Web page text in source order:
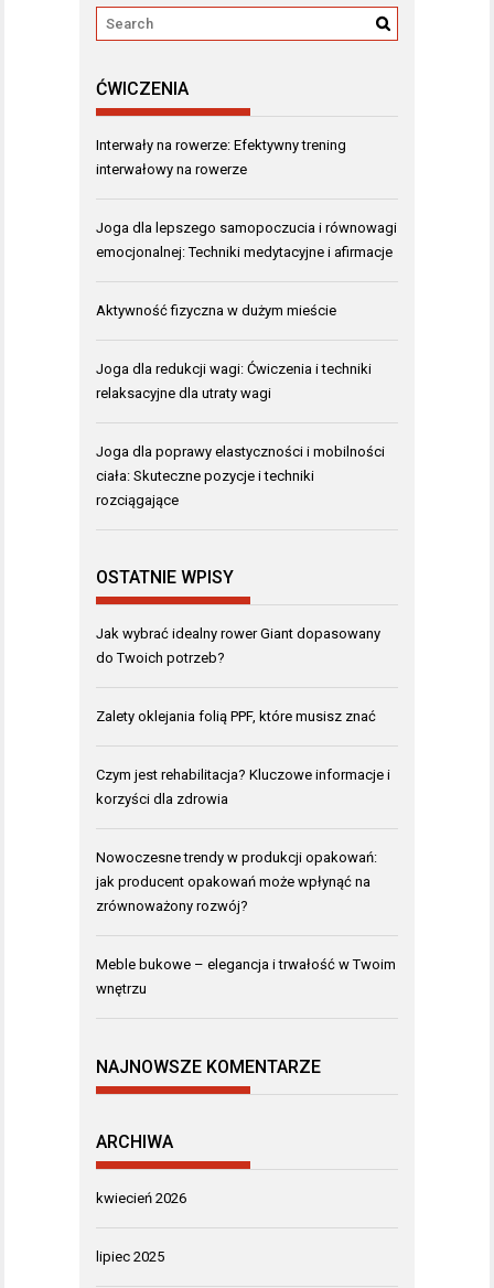
ĆWICZENIA
Interwały na rowerze: Efektywny trening
interwałowy na rowerze
Joga dla lepszego samopoczucia i równowagi
emocjonalnej: Techniki medytacyjne i afirmacje
Aktywność fizyczna w dużym mieście
Joga dla redukcji wagi: Ćwiczenia i techniki
relaksacyjne dla utraty wagi
Joga dla poprawy elastyczności i mobilności
ciała: Skuteczne pozycje i techniki
rozciągające
OSTATNIE WPISY
Jak wybrać idealny rower Giant dopasowany
do Twoich potrzeb?
Zalety oklejania folią PPF, które musisz znać
Czym jest rehabilitacja? Kluczowe informacje i
korzyści dla zdrowia
Nowoczesne trendy w produkcji opakowań:
jak producent opakowań może wpłynąć na
zrównoważony rozwój?
Meble bukowe – elegancja i trwałość w Twoim
wnętrzu
NAJNOWSZE KOMENTARZE
ARCHIWA
kwiecień 2026
lipiec 2025